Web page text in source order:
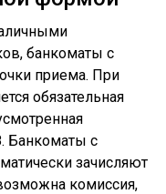
банкоматы с
приема. При
обязательная
Банкоматы с
зачисляют
комиссия,